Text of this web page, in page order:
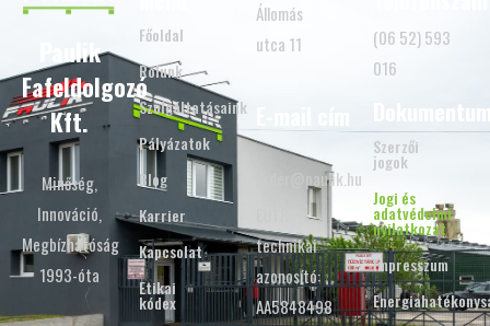
Paulik
Fafeldolgozó
Kft.
Minőség,
Innováció,
Megbízhatóság
1993-óta
Főoldal
Rólunk
Szolgáltatásaink
Pályázatok
Blog
Karrier
Kapcsolat
Etikai
kódex
Állomás
utca 11
order@paulik.hu
technikai
azonosító:
AA5848498
(06 52) 593
016
Szerzői
jogok
Jogi és
adatvédelmi
nyilatkozat
Impresszum